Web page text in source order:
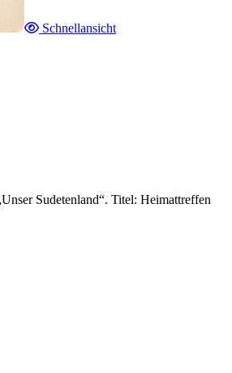
Schnellansicht
Sudetenland“. Titel: Heimattreffen